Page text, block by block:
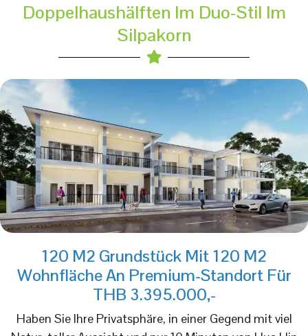
Doppelhaushälften Im Duo-Stil Im
Silpakorn
120 M2 Grundstück Mit 120 M2
Wohnfläche An Premium-Standort Für
THB 3.395.000,-
Haben Sie Ihre Privatsphäre, in einer Gegend mit viel